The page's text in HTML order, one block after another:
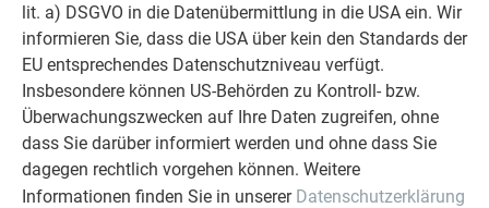
lit. a) DSGVO in die Datenübermittlung in die USA ein. Wir
informieren Sie, dass die USA über kein den Standards der
EU entsprechendes Datenschutzniveau verfügt.
Insbesondere können US-Behörden zu Kontroll- bzw.
Überwachungszwecken auf Ihre Daten zugreifen, ohne
dass Sie darüber informiert werden und ohne dass Sie
dagegen rechtlich vorgehen können. Weitere
Informationen finden Sie in unserer Datenschutzerklärung
Position der Chargennummer